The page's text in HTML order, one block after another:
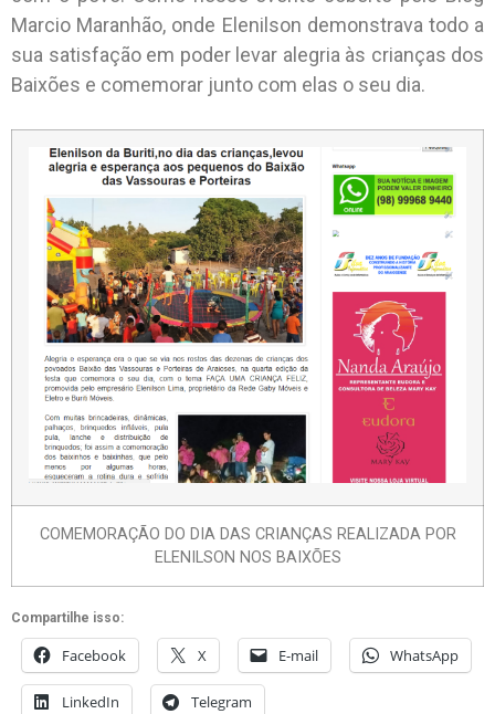
Marcio Maranhão, onde Elenilson demonstrava todo a
sua satisfação em poder levar alegria às crianças dos
Baixões e comemorar junto com elas o seu dia.
COMEMORAÇÃO DO DIA DAS CRIANÇAS REALIZADA POR
ELENILSON NOS BAIXÕES
Compartilhe isso:
Facebook X E-mail WhatsApp
LinkedIn Telegram